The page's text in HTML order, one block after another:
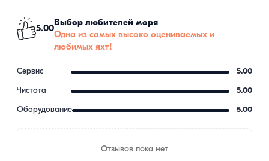
5.00
Выбор любителей моря
Одна из самых высоко оцениваемых и
любимых яхт!
Сервис 5.00
Чистота 5.00
Оборудование 5.00
Отзывов пока нет